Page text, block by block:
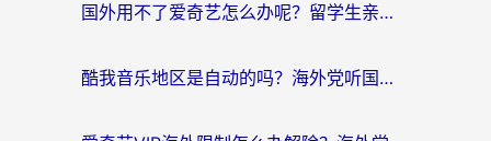
国外用不了爱奇艺怎么办呢？留学生亲测有效的回国加速方案
酷我音乐地区是自动的吗？海外党听国内音乐看视频的真实解决方案